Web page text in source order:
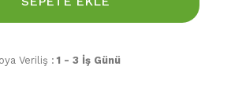
Veriliş : 1 - 3 İş Günü